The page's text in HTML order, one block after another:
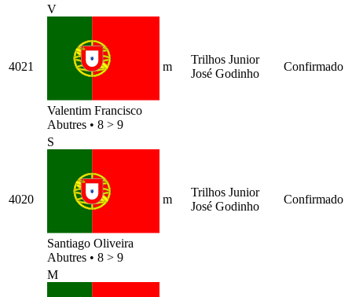
4021
V
Valentim Francisco
Abutres • 8 > 9
m
Trilhos Junior
José Godinho
Confirmado
4020
S
Santiago Oliveira
Abutres • 8 > 9
m
Trilhos Junior
José Godinho
Confirmado
M